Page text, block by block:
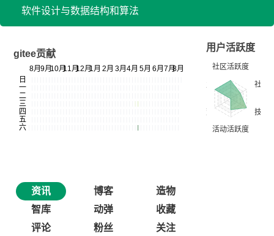
软件设计与数据结构和算法
gitee贡献
用户活跃度
资讯 博客
造物
智库
动弹
收藏
评论
粉丝 关注